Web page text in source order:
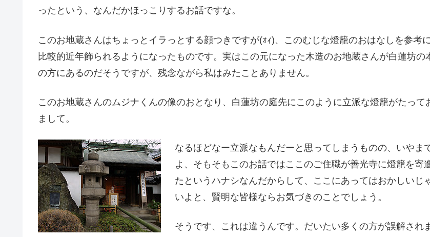
ったという、なんだかほっこりするお話ですな。
このお地蔵さんはちょっとイラっとする顔つきですが(ｫｨ)、このむじな燈籠のおはなしを参考に
比較的近年飾られるようになったものです。実はこの元になった木造のお地蔵さんが白蓮坊の
の方にあるのだそうですが、残念ながら私はみたことありません。
このお地蔵さんのムジナくんの像のおとなり、白蓮坊の庭先にこのように立派な燈籠がたって
まして。
なるほどなー立派なもんだーと思ってしまうものの、いやま
よ、そもそもこのお話ではここのご住職が善光寺に燈籠を寄
たというハナシなんだからして、ここにあってはおかしいじ
いよと、賢明な皆様ならお気づきのことでしょう。
そうです、これは違うんです。だいたい多くの方が誤解され